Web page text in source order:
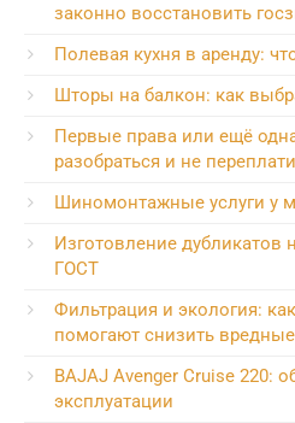
законно восстановить
Полевая кухня в аренду:
Шторы на балкон: как
Первые права или ещё
разобраться и не
Шиномонтажные услуги у
Изготовление дубликатов
ГОСТ
Фильтрация и экология:
помогают снизить
BAJAJ Avenger Cruise 220:
эксплуатации